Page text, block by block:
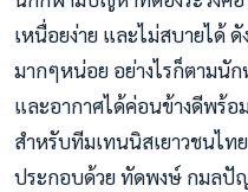
เหนื่อยง่าย และไม่สบายได้
มากๆหน่อย อย่างไรก็ตามนั
และอากาศได้ค่อนข้างดีพร้อ
สำหรับทีมเทนนิสเยาวชนไท
ประกอบด้วย ทัดพงษ์ กมลปั